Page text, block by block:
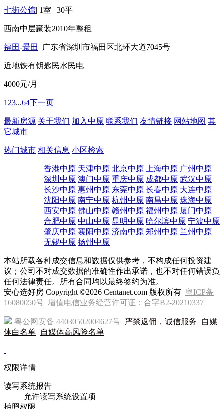
七街公馆| 1室 | 30平
西南中层豪装2010年整租
福田-景田 广东省深圳市福田区北环大道7045号
近地铁有钥匙民水民电
4000元/月
1 23...64下一页
最新房源 关于我们 加入中原 联系我们 友情链接 网站地图 其
它城市
热门城市 相关信息 小区检索
香港中原 天津中原 北京中原 上海中原 广州中原
深圳中原 澳门中原 重庆中原 成都中原 武汉中原
长沙中原 惠州中原 东莞中原 长春中原 大连中原
沈阳中原 南宁中原 杭州中原 南昌中原 珠海中原
西安中原 佛山中原 赣州中原 福州中原 厦门中原
合肥中原 中山中原 昆明中原 哈尔滨中原 宁波中原
肇庆中原 襄阳中原 济南中原 郑州中原 兰州中原
无锡中原 扬州中原
本站所载各种成交信息和数据仅供参考，不构成任何投资建
议；公司不对成交数据的准确性作出承诺，也不对任何错误负
任何法律责任。所有合同均以最终签约为准。
安心选好房 Copyright ©2026 Centanet.com 版权所有 粤ICP备
16080050号 增值电信业务经营许可证：合字B2-20210337
粤公网安备 44030502004627号 严禁返佣，诚信服务
自媒
体白名单
自媒体高风险名单
权限详情
读写系统报告
允许读写系统设置项
拍照权限